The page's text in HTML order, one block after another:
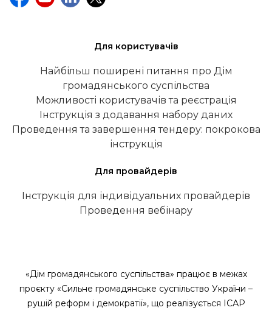
Для користувачів
Найбільш поширені питання про Дім
громадянського суспільства
Можливості користувачів та реєстрація
Інструкція з додавання набору даних
Проведення та завершення тендеру: покрокова
інструкція
Для провайдерів
Інструкція для індивідуальних провайдерів
Проведення вебінару
«Дім громадянського суспільства» працює в межах
проєкту «Сильне громадянське суспільство України –
рушій реформ і демократії», що реалізується ІСАР